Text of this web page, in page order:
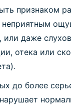
признаком
даже
отека или
до более